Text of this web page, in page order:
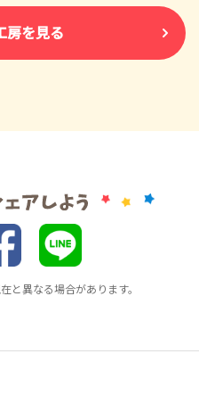
房を見る
と異なる場合があります。